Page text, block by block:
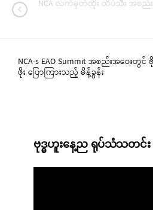
NCA လက်မှတ်ထိုး ထိပ်သီး အစ
NCA-s EAO Summit အစည်းအဝေးတွင်
ဖိုး ပြောကြားသည့် မိန့်ခွန်း
ဗုဒ္ဓဟူးနေ့ည ရုပ်သံသတင်း